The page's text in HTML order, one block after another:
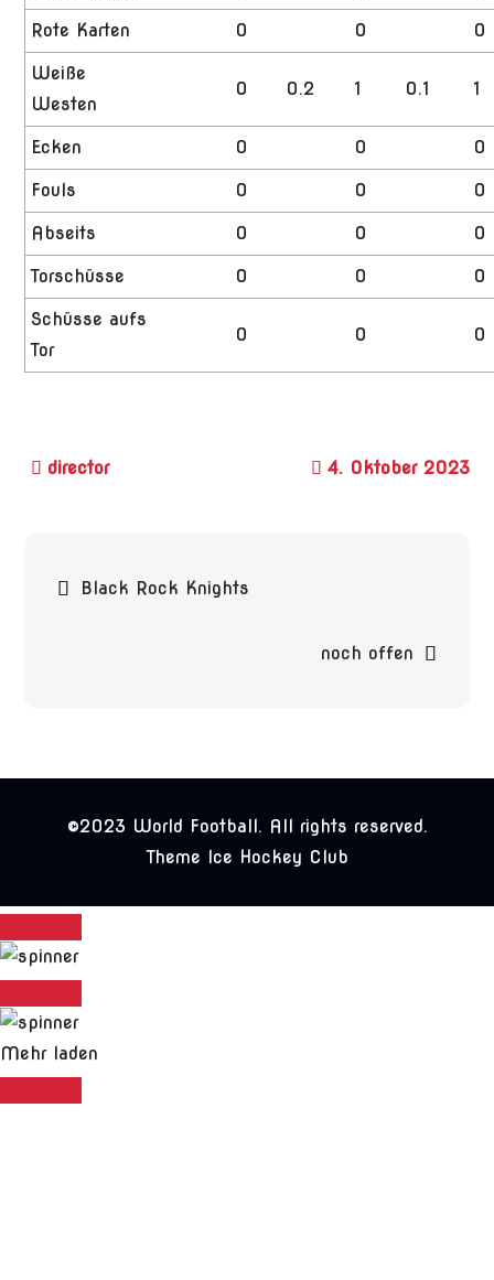
Rote Karten 0 0 0
Weiße
Westen
0 0.2 1 0.1 1
Ecken 0 0 0
Fouls 0 0 0
Abseits 0 0 0
Torschüsse 0 0 0
Schüsse aufs
Tor
0 0 0
4. Oktober 2023
Beitragsnavigation
Black Rock Knights
noch offen
©2023 World Football. All rights reserved.
Theme Ice Hockey Club
Mehr laden